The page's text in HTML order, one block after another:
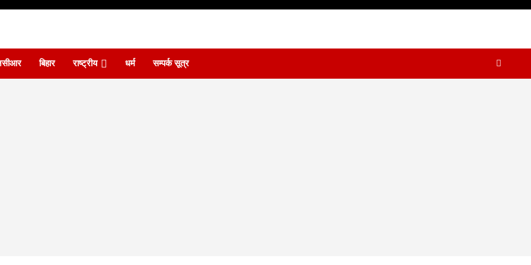
बिहार राष्ट्रीय धर्म सम्पर्क सूत्र